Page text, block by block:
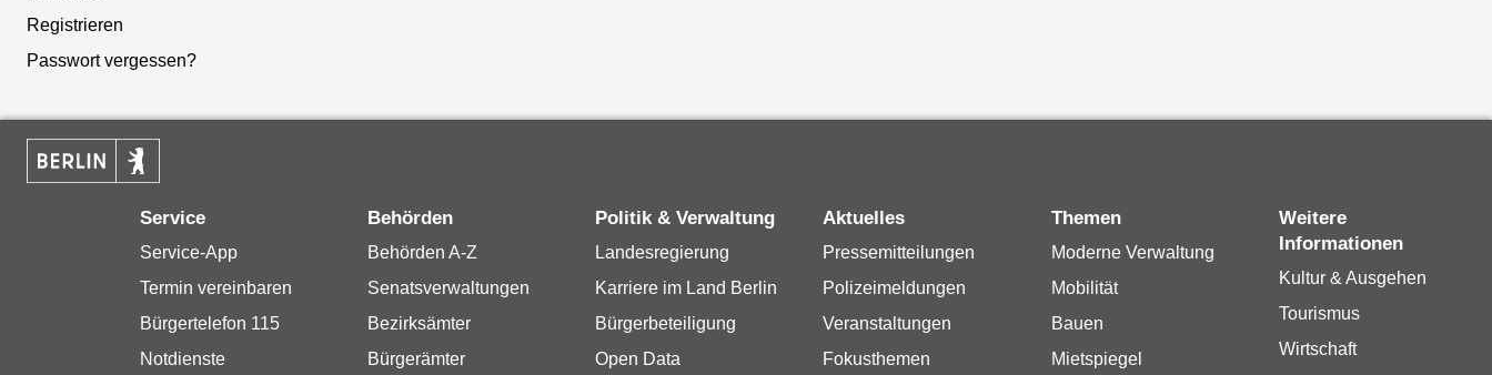
Registrieren
Passwort vergessen?
Service
Service-App
Termin vereinbaren
Bürgertelefon 115
Notdienste
Behörden
Behörden A-Z
Senatsverwaltungen
Bezirksämter
Bürgerämter
Politik & Verwaltung
Landesregierung
Karriere im Land Berlin
Bürgerbeteiligung
Open Data
Aktuelles
Pressemitteilungen
Polizeimeldungen
Veranstaltungen
Fokusthemen
Themen
Moderne Verwaltung
Mobilität
Bauen
Mietspiegel
Weitere
Informationen
Kultur & Ausgehen
Tourismus
Wirtschaft